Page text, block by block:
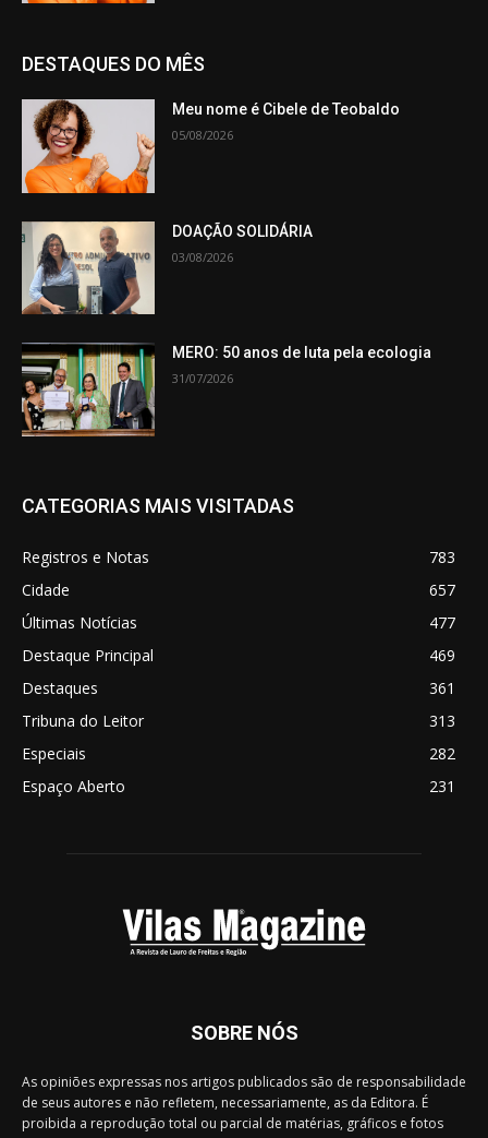
DESTAQUES DO MÊS
Meu nome é Cibele de Teobaldo
05/08/2026
DOAÇÃO SOLIDÁRIA
03/08/2026
MERO: 50 anos de luta pela ecologia
31/07/2026
CATEGORIAS MAIS VISITADAS
Registros e Notas
783
Cidade
657
Últimas Notícias
477
Destaque Principal
469
Destaques
361
Tribuna do Leitor
313
Especiais
282
Espaço Aberto
231
SOBRE NÓS
As opiniões expressas nos artigos publicados são de responsabilidade
de seus autores e não refletem, necessariamente, as da Editora. É
proibida a reprodução total ou parcial de matérias, gráficos e fotos